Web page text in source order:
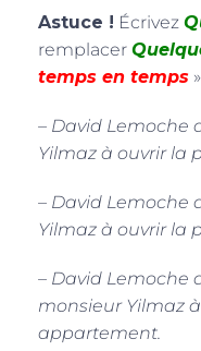
Astuce ! Écrivez
remplacer
temps en temps
– David Lemoche
Yilmaz à ouvrir la
– David Lemoche
Yilmaz à ouvrir la
– David Lemoche
monsieur Yilmaz
appartement.